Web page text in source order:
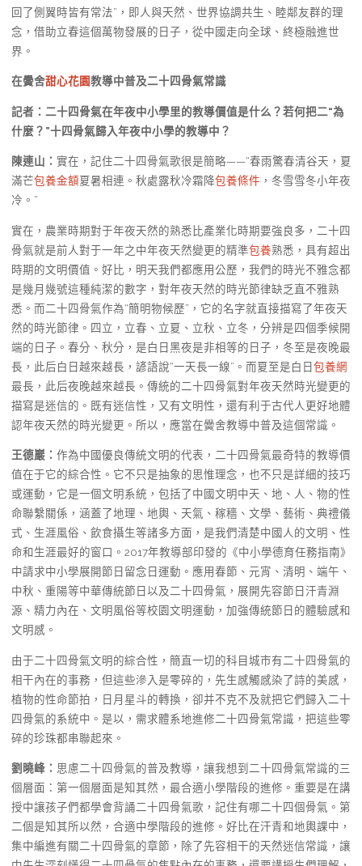
回了側翼時皆有常法”，即人與天然、世界協調共生、睦鄰友群的理
念，借助立春這個萬物發展的日子，從中國走向全球、終極融進世
界。
在黌舍甜心花園教導中普及二十四骨氣常識
記者：二十四骨氣在年夜中小學里的教導價值是什么？若何把二“為
什麼？”十四骨氣歸入年夜中小學的教導中？
陳連山： 實在，記住二十四骨氣歌很是簡略——“春雨驚春清谷天，夏
滿芒包養金額夏暑相連。秋處露秋冷霜降包養條件 ，冬雪雪冬小年夜
冷。”
實在，農業時期對于年夜天然的熟悉比產業化時期要強良多，二十四
骨氣就是前人對于一年之中年夜天然變更的精準包養熟悉，具有超出
時期的文明價值。好比，明天我們都應用公歷，我們的時光不雅念都
是幾月幾號這種純潔的數字，對年夜天然的時光節律缺乏直不雅熟
悉。而二十四骨氣作為“簡明物候歷”，它的名字就直接描寫了年夜天
然的時光節律。四立，立春、立夏、立秋、立冬，分辨是四個季候開
端的日子。春分、秋分，是白日黑夜是非相等的日子，冬至是夜晚最
長，此后白日越來越長，諺語說“一天長一線”。而夏至是白日包養網
最長，此后夜晚越來越長。傳統的二十四骨氣對年夜天然時光變更的
描寫是迷信的。既有迷信性，又有文明性，還有利于古代人更好地體
認年夜天然的時光變更。所以，應當在黌舍教導中普及這個常識。
王德巖： 作為中國優良傳統文明的代表，二十四骨氣最奇特的教導價
值在于它的綜合性。它不只是抽象的思惟理念，也不只是詳細的技巧
或運動，它是一個文明系統，包括了中國文明中天、地、人、物的性
命聯繫關係，涵蓋了地理、地輿、天氣、稼穡、文學、藝術、典禮儀
式、生涯風俗、飲食攝生等諸多方面，是我們清楚中國人的文明、性
命和生涯最好的窗口。2017年教導部印發的《中小學德育任務指南》
中請求中小學展開節日留念日運動。應用春節、元宵、清明、端午、
中秋、重陽等中華傳統節日以及二十四骨氣，展開先容節日汗青淵
源、精力內在、文明風俗等校園文明運動，加強傳統節日的體驗感和
文明感。
由于二十四骨氣文明的綜合性，簡直一切的科目城市有二十四骨氣的
相干內在的事務，但這些滲入是零碎的，先生感觸感染了詩的美感，
植物的性命節拍，日月星斗的轉換，卻并不克不及就把它們歸入二十
四骨氣的系統中。是以，需求體系地進修二十四骨氣常識，把這些零
碎的珍珠都串聯起來。
劉曉峰： 思慮二十四骨氣的普及教導，讓我想到二十四骨氣常識的三
個層面：第一個層面是知其然，最合適小學階段的進修。重要是在講
授中讓孩子們都學會背誦二十四骨氣歌，記住有哪二十四個骨氣。第
二個是知其所以然，合適中學階段的進修。好比在汗青和地輿課中，
集中編進有關二十四骨氣的章節，除了先容相干的天然迷信常識，讓